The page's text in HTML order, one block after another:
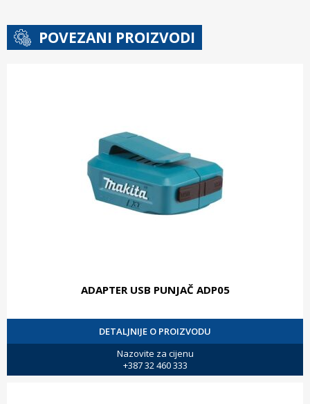
POVEZANI PROIZVODI
ADAPTER USB PUNJAČ ADP05
DETALJNIJE O PROIZVODU
Nazovite za cijenu
+387 32 460 333